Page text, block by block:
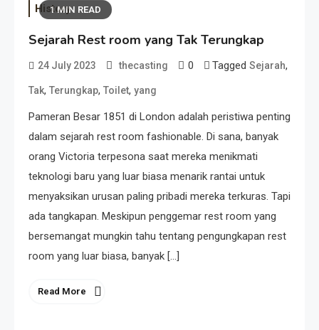
1 MIN READ
History
Sejarah Rest room yang Tak Terungkap
24 July 2023 thecasting 0 Tagged Sejarah,
Tak, Terungkap, Toilet, yang
Pameran Besar 1851 di London adalah peristiwa penting
dalam sejarah rest room fashionable. Di sana, banyak
orang Victoria terpesona saat mereka menikmati
teknologi baru yang luar biasa menarik rantai untuk
menyaksikan urusan paling pribadi mereka terkuras. Tapi
ada tangkapan. Meskipun penggemar rest room yang
bersemangat mungkin tahu tentang pengungkapan rest
room yang luar biasa, banyak […]
Read More